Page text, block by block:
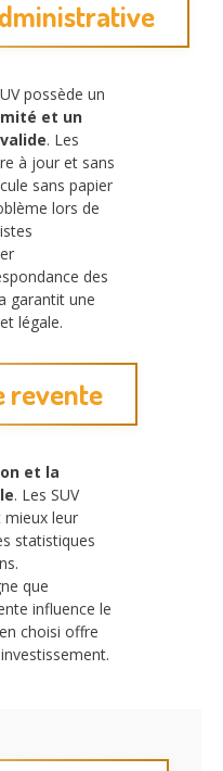
possède un
et un
. Les
à jour et sans
sans papier
lors de
des
garantit une
légale.
revente
et la
. Les SUV
mieux leur
statistiques
que
influence le
choisi offre